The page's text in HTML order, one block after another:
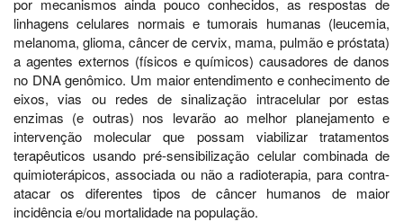
por mecanismos ainda pouco conhecidos, as respostas de
linhagens celulares normais e tumorais humanas (leucemia,
melanoma, glioma, câncer de cervix, mama, pulmão e próstata)
a agentes externos (físicos e químicos) causadores de danos
no DNA genômico. Um maior entendimento e conhecimento de
eixos, vias ou redes de sinalização intracelular por estas
enzimas (e outras) nos levarão ao melhor planejamento e
intervenção molecular que possam viabilizar tratamentos
terapêuticos usando pré-sensibilização celular combinada de
quimioterápicos, associada ou não a radioterapia, para contra-
atacar os diferentes tipos de câncer humanos de maior
incidência e/ou mortalidade na população.